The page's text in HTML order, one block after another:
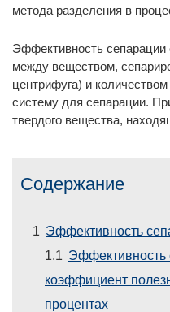
метода разделения в
Эффективность сепарации
между веществом,
центрифуга) и
систему для сепарации.
твердого вещества,
Содержание
Эффективность
Эффективность
коэффициент
процентах